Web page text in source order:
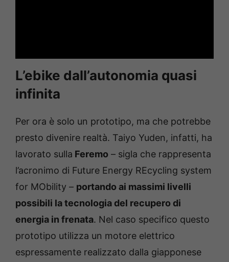
L’ebike dall’autonomia quasi
infinita
Per ora è solo un prototipo, ma che potrebbe
presto divenire realtà. Taiyo Yuden, infatti, ha
lavorato sulla Feremo – sigla che rappresenta
l’acronimo di Future Energy REcycling system
for MObility – portando ai massimi livelli
possibili la tecnologia del recupero di
energia in frenata. Nel caso specifico questo
prototipo utilizza un motore elettrico
espressamente realizzato dalla giapponese